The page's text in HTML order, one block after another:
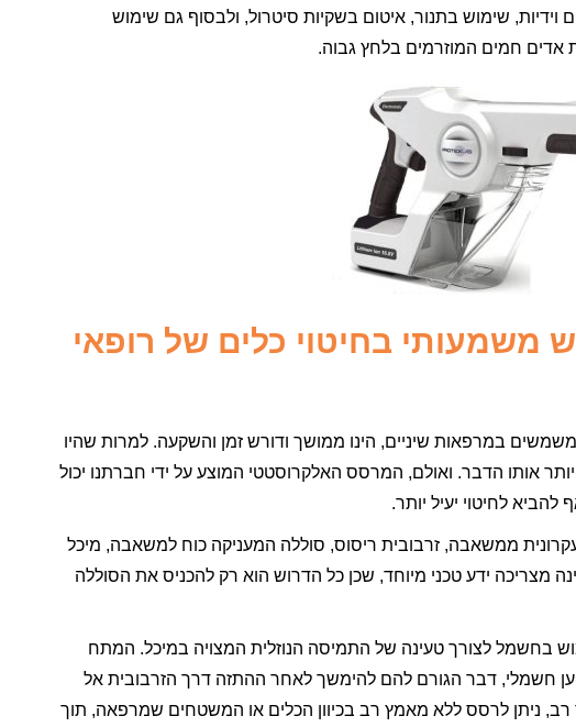
שימוש בתנור, איטום בשקיות סיטרול, ולבסוף גם שימוש
אדים חמים המוזרמים בלחץ גבוה.
משמעותי בחיטוי כלים של רופאי
במרפאות שיניים, הינו ממושך ודורש זמן והשקעה. למרות שהיו
אותו הדבר. ואולם, המרסס האלקרוסטטי המוצע על ידי חברתנו יכול
לחיטוי יעיל יותר.
ממשאבה, זרבובית ריסוס, סוללה המעניקה כוח למשאבה, מיכל
מצריכה ידע טכני מיוחד, שכן כל הדרוש הוא רק להכניס את הסוללה
בחשמל לצורך טעינה של התמיסה הנוזלית המצויה במיכל. המתח
חשמלי, דבר הגורם להם להימשך לאחר ההתזה דרך הזרבובית אל
ניתן לרסס ללא מאמץ רב בכיוון הכלים או המשטחים שמרפאה, תוך